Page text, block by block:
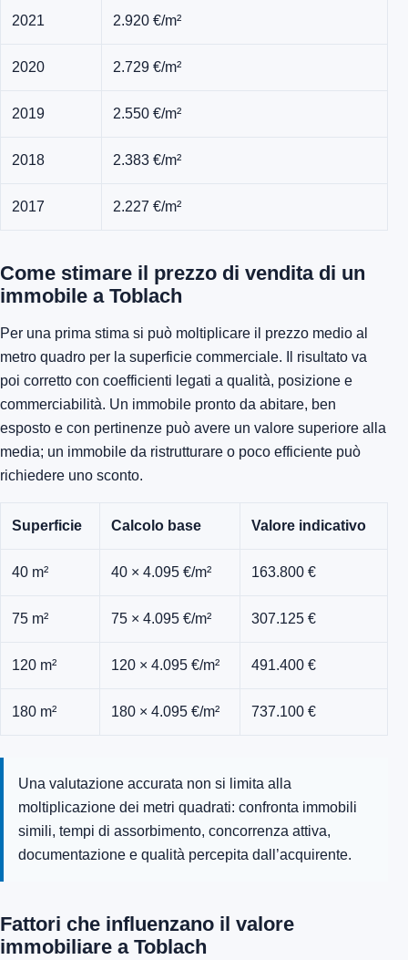
2021 2.920 €/m²
2020 2.729 €/m²
2019 2.550 €/m²
2018 2.383 €/m²
2017 2.227 €/m²
Come stimare il prezzo di vendita di un
immobile a Toblach
Per una prima stima si può moltiplicare il prezzo medio al
metro quadro per la superficie commerciale. Il risultato va
poi corretto con coefficienti legati a qualità, posizione e
commerciabilità. Un immobile pronto da abitare, ben
esposto e con pertinenze può avere un valore superiore alla
media; un immobile da ristrutturare o poco efficiente può
richiedere uno sconto.
Superficie Calcolo base Valore indicativo
40 m² 40 × 4.095 €/m² 163.800 €
75 m² 75 × 4.095 €/m² 307.125 €
120 m² 120 × 4.095 €/m² 491.400 €
180 m² 180 × 4.095 €/m² 737.100 €
Una valutazione accurata non si limita alla
moltiplicazione dei metri quadrati: confronta immobili
simili, tempi di assorbimento, concorrenza attiva,
documentazione e qualità percepita dall’acquirente.
Fattori che influenzano il valore
immobiliare a Toblach